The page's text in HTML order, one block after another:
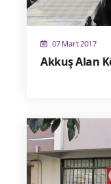
07 Mart 2017
Akkuş Alan